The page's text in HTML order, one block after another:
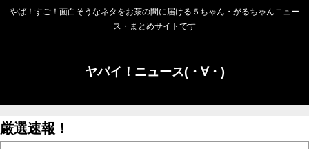
やば！すご！面白そうなネタをお茶の間に届ける５ちゃん・がるちゃんニュー
ス・まとめサイトです
ヤバイ！ニュース(・∀・)
厳選速報！